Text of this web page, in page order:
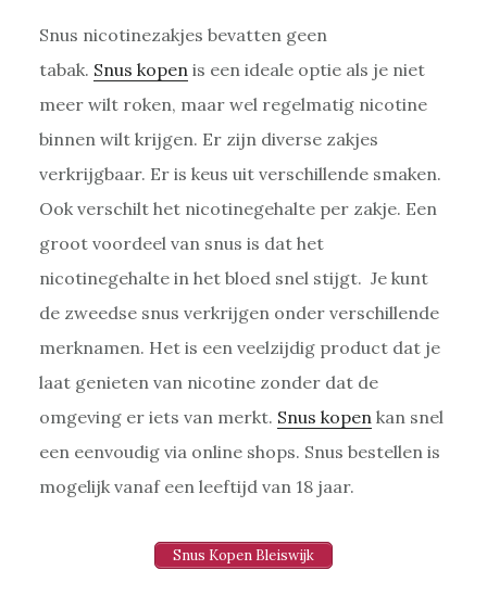
Snus nicotinezakjes bevatten geen
tabak. Snus kopen is een ideale optie als je niet
meer wilt roken, maar wel regelmatig nicotine
binnen wilt krijgen. Er zijn diverse zakjes
verkrijgbaar. Er is keus uit verschillende smaken.
Ook verschilt het nicotinegehalte per zakje. Een
groot voordeel van snus is dat het
nicotinegehalte in het bloed snel stijgt. Je kunt
de zweedse snus verkrijgen onder verschillende
merknamen. Het is een veelzijdig product dat je
laat genieten van nicotine zonder dat de
omgeving er iets van merkt. Snus kopen kan snel
een eenvoudig via online shops. Snus bestellen is
mogelijk vanaf een leeftijd van 18 jaar.
Snus Kopen Bleiswijk